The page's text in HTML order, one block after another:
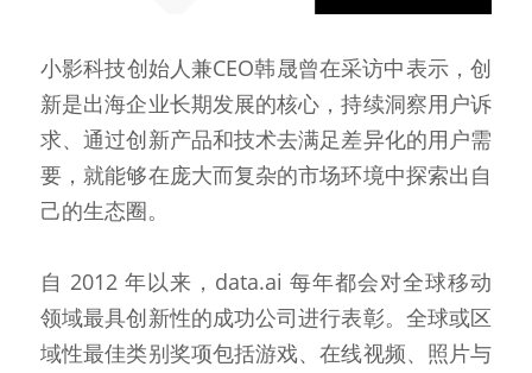
小影科技创始人兼CEO韩晟曾在采访中表示，创
新是出海企业长期发展的核心，持续洞察用户诉
求、通过创新产品和技术去满足差异化的用户需
要，就能够在庞大而复杂的市场环境中探索出自
己的生态圈。
自 2012 年以来，data.ai 每年都会对全球移动
领域最具创新性的成功公司进行表彰。全球或区
域性最佳类别奖项包括游戏、在线视频、照片与